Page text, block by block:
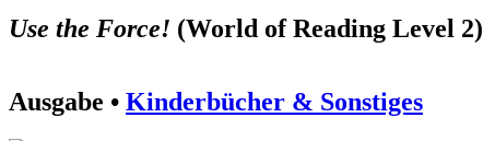
Use the Force! (World of Reading Level 2)
Ausgabe • Kinderbücher & Sonstiges